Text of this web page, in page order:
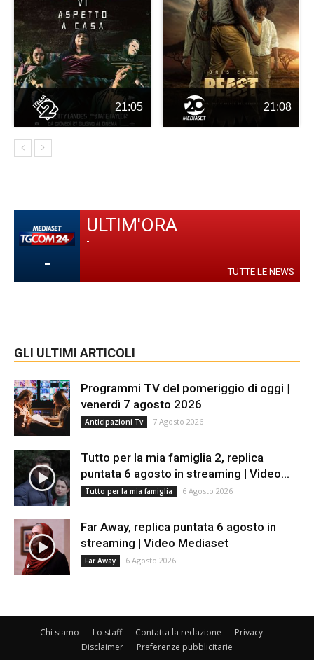
21:05 21:08
-
ULTIM'ORA
-
TUTTE LE NEWS
GLI ULTIMI ARTICOLI
Programmi TV del pomeriggio di oggi |
venerdì 7 agosto 2026
Anticipazioni Tv 7 Agosto 2026
Tutto per la mia famiglia 2, replica
puntata 6 agosto in streaming | Video...
Tutto per la mia famiglia 6 Agosto 2026
Far Away, replica puntata 6 agosto in
streaming | Video Mediaset
Far Away 6 Agosto 2026
Chi siamo Lo staff Contatta la redazione
Privacy
Disclaimer
Preferenze pubblicitarie